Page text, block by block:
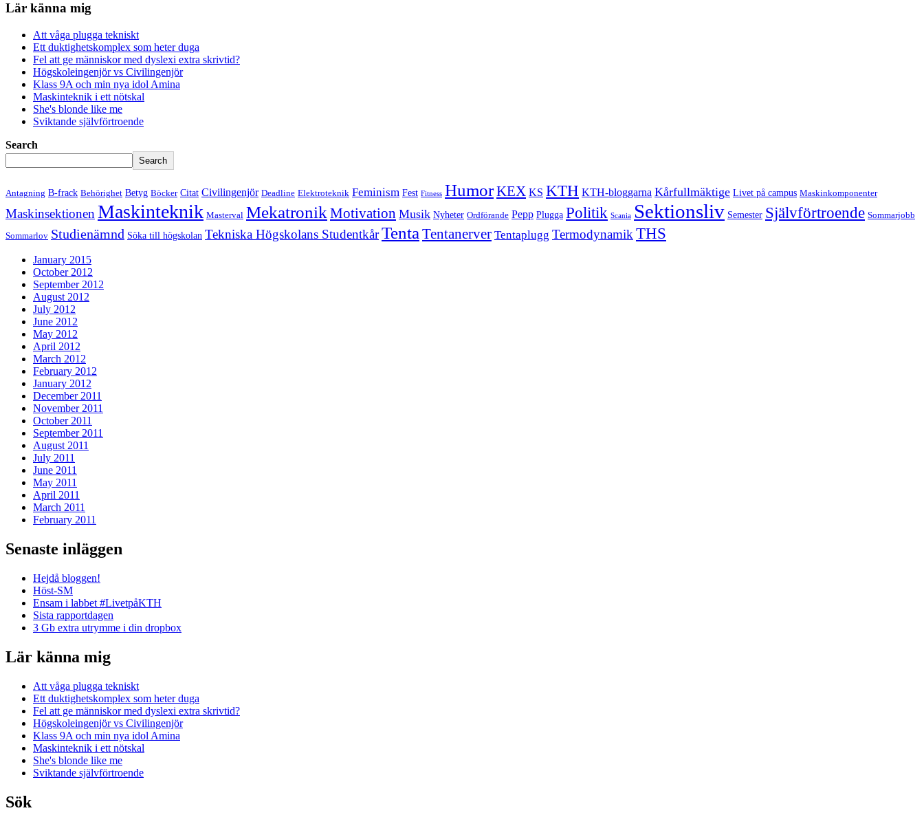
Lär känna mig
Att våga plugga tekniskt
Ett duktighetskomplex som heter duga
Fel att ge människor med dyslexi extra skrivtid?
Högskoleingenjör vs Civilingenjör
Klass 9A och min nya idol Amina
Maskinteknik i ett nötskal
She's blonde like me
Sviktande självförtroende
Search
Search
Antagning B-frack Behörighet Betyg Böcker Citat Civilingenjör Deadline Elektroteknik Feminism Fest Fitness HumorKEX KS KTH KTH-bloggarna Kårfullmäktige Livet på campus Maskinkomponenter
Maskinsektionen Maskinteknik Masterval Mekatronik Motivation Musik Nyheter Ordförande Pepp Plugga Politik Scania Sektionsliv Semester Självförtroende Sommarjobb
Sommarlov Studienämnd Söka till högskolan Tekniska Högskolans StudentkårTenta Tentanerver Tentaplugg Termodynamik THS
January 2015
October 2012
September 2012
August 2012
July 2012
June 2012
May 2012
April 2012
March 2012
February 2012
January 2012
December 2011
November 2011
October 2011
September 2011
August 2011
July 2011
June 2011
May 2011
April 2011
March 2011
February 2011
Senaste inläggen
Hejdå bloggen!
Höst-SM
Ensam i labbet #LivetpåKTH
Sista rapportdagen
3 Gb extra utrymme i din dropbox
Lär känna mig
Att våga plugga tekniskt
Ett duktighetskomplex som heter duga
Fel att ge människor med dyslexi extra skrivtid?
Högskoleingenjör vs Civilingenjör
Klass 9A och min nya idol Amina
Maskinteknik i ett nötskal
She's blonde like me
Sviktande självförtroende
Sök